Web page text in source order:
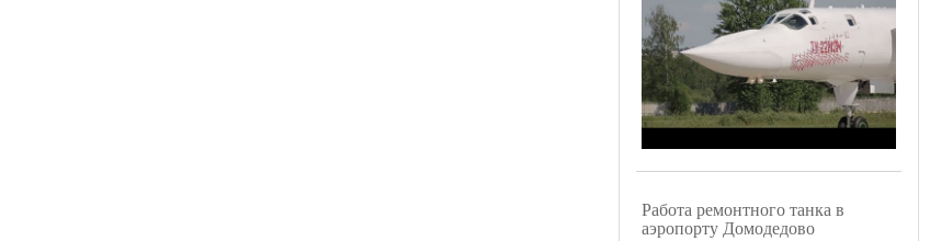
Работа ремонтного танка в
аэропорту Домодедово